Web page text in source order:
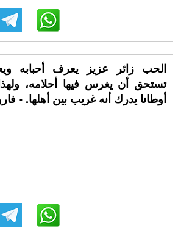
الحب زائر عزيز يعرف أحبابه
تستحق أن يغرس فيها أحلامه، ولهذا
أوطانا يدرك أنه غريب بين أهلها. -